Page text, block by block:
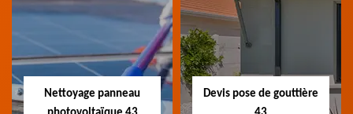
Couvreur
charpentier 43
Artisan couvreur
charpentier 43 Haute-
Couvreur zingueur
Artisan couvreur
zingueur 43 Haute-Loire
Nettoyage panneau
Devis pose de gouttière